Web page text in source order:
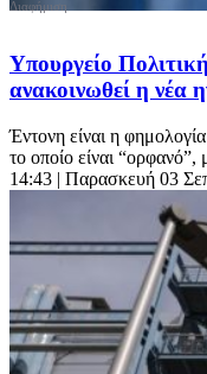
Υπουργείο
ανακοινωθεί η νέα
Έντονη είναι η
το οποίο είναι
14:43 | Παρασκευή 03